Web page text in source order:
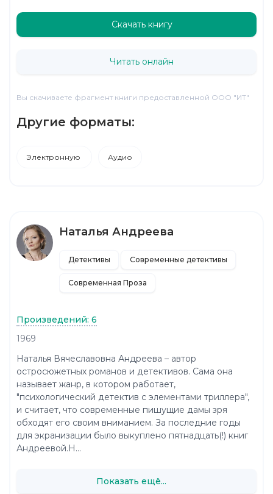
Скачать книгу
Читать онлайн
Вы скачиваете фрагмент книги предоставленной ООО "ИТ"
Другие форматы:
Электронную Аудио
Наталья Андреева
Детективы Современные детективы
Современная Проза
Произведений: 6
1969
Наталья Вячеславовна Андреева – автор
остросюжетных романов и детективов. Сама она
называет жанр, в котором работает,
"психологический детектив с элементами триллера",
и считает, что современные пишущие дамы зря
обходят его своим вниманием. За последние годы
для экранизации было выкуплено пятнадцать(!) книг
Андреевой.Н...
Показать ещё...